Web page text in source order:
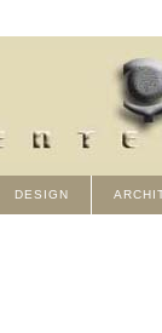
DESIGN